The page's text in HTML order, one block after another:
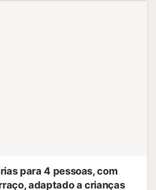
para 4 pessoas, com
adaptado a crianças